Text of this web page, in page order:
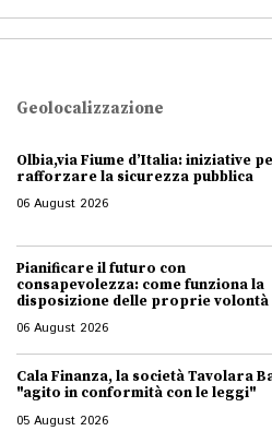
Geolocalizzazione
Olbia,via Fiume d’Italia: iniziative
rafforzare la sicurezza pubblica
06 August 2026
Pianificare il futuro con
consapevolezza: come funziona la
disposizione delle proprie volontà
06 August 2026
Cala Finanza, la società Tavolara
"agito in conformità con le leggi"
05 August 2026